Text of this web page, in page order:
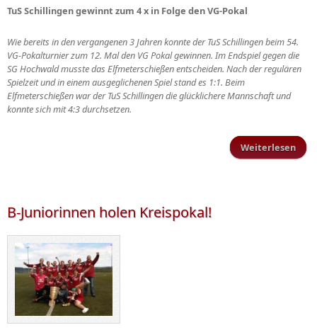
TuS Schillingen gewinnt zum 4 x in Folge den VG-Pokal
Wie bereits in den vergangenen 3 Jahren konnte der TuS Schillingen beim 54.
VG-Pokalturnier zum 12. Mal den VG Pokal gewinnen. Im Endspiel gegen die
SG Hochwald musste das Elfmeterschießen entscheiden. Nach der regulären
Spielzeit und in einem ausgeglichenen Spiel stand es 1:1. Beim
Elfmeterschießen war der TuS Schillingen die glücklichere Mannschaft und
konnte sich mit 4:3 durchsetzen.
Weiterlesen
B-Juniorinnen holen Kreispokal!